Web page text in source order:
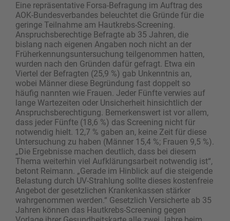
Eine repräsentative Forsa-Befragung im Auftrag des
AOK-Bundesverbandes beleuchtet die Gründe für die
geringe Teilnahme am Hautkrebs-Screening.
Anspruchsberechtige Befragte ab 35 Jahren, die
bislang nach eigenen Angaben noch nicht an der
Früherkennungsuntersuchung teilgenommen hatten,
wurden nach den Gründen dafür gefragt. Etwa ein
Viertel der Befragten (25,9 %) gab Unkenntnis an,
wobei Männer diese Begründung fast doppelt so
häufig nannten wie Frauen. Jeder Fünfte verwies auf
lange Wartezeiten oder Unsicherheit hinsichtlich der
Anspruchsberechtigung. Bemerkenswert ist vor allem,
dass jeder Fünfte (18,6 %) das Screening nicht für
notwendig hielt. 12,7 % gaben an, keine Zeit für diese
Untersuchung zu haben (Männer 15,4 %; Frauen 9,5 %).
„Die Ergebnisse machen deutlich, dass bei diesem
Thema weiterhin viel Aufklärungsarbeit notwendig ist“,
betont Reimann. „Gerade im Hinblick auf die steigende
Belastung durch UV-Strahlung sollte dieses kostenfreie
Angebot der gesetzlichen Krankenkassen stärker
wahrgenommen werden.“ Gesetzlich Versicherte ab 35
Jahren können das Hautkrebs-Screening gegen